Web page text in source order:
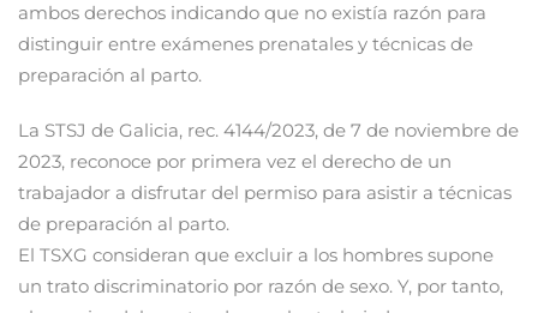
ambos derechos indicando que no existía razón para
distinguir entre exámenes prenatales y técnicas de
preparación al parto.
La STSJ de Galicia, rec. 4144/2023, de 7 de noviembre de
2023, reconoce por primera vez el derecho de un
trabajador a disfrutar del permiso para asistir a técnicas
de preparación al parto.
El TSXG consideran que excluir a los hombres supone
un trato discriminatorio por razón de sexo. Y, por tanto,